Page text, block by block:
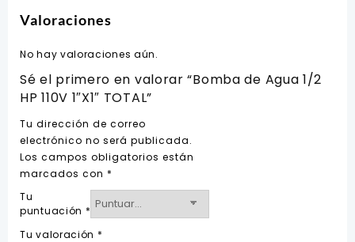
Valoraciones
No hay valoraciones aún.
Sé el primero en valorar “Bomba de Agua 1/2
HP 110V 1″X1″ TOTAL”
Tu dirección de correo
electrónico no será publicada.
Los campos obligatorios están
marcados con *
Tu
puntuación *
Tu valoración *